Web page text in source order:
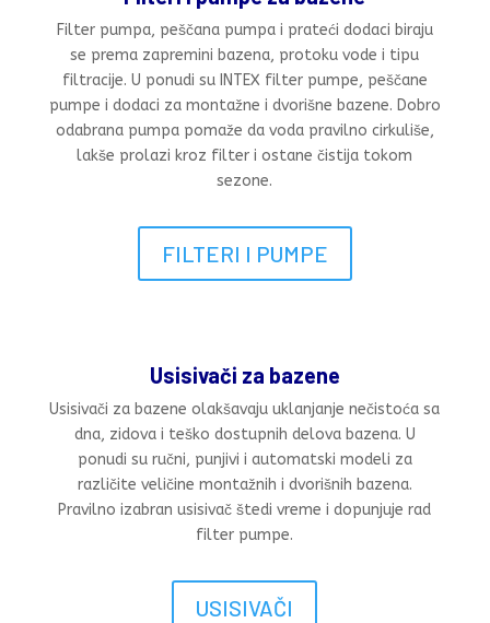
Filter pumpa, peščana pumpa i prateći dodaci biraju
se prema zapremini bazena, protoku vode i tipu
filtracije. U ponudi su INTEX filter pumpe, peščane
pumpe i dodaci za montažne i dvorišne bazene. Dobro
odabrana pumpa pomaže da voda pravilno cirkuliše,
lakše prolazi kroz filter i ostane čistija tokom
sezone.
FILTERI I PUMPE
Usisivači za bazene
Usisivači za bazene olakšavaju uklanjanje nečistoća sa
dna, zidova i teško dostupnih delova bazena. U
ponudi su ručni, punjivi i automatski modeli za
različite veličine montažnih i dvorišnih bazena.
Pravilno izabran usisivač štedi vreme i dopunjuje rad
filter pumpe.
USISIVAČI